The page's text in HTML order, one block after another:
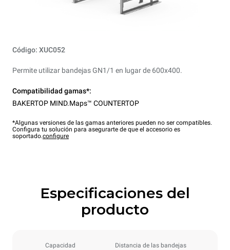
Código: XUC052
Permite utilizar bandejas GN1/1 en lugar de 600x400.
Compatibilidad gamas*:
BAKERTOP MIND.Maps™ COUNTERTOP
*Algunas versiones de las gamas anteriores pueden no ser compatibles.
Configura tu solución para asegurarte de que el accesorio es
soportado.configure
Especificaciones del
producto
Capacidad Distancia de las bandejas